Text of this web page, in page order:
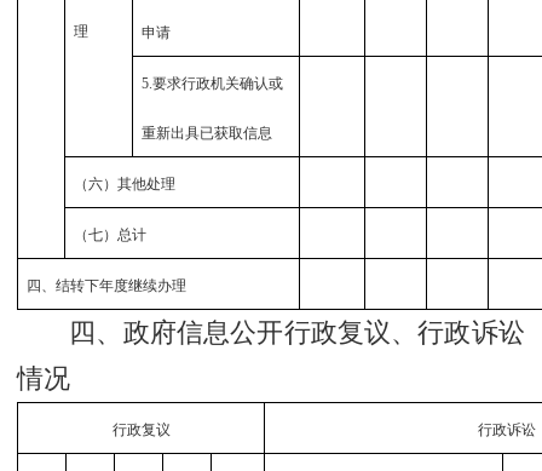
理 申请
5.要求行政机关确认或
重新出具已获取信息
（六）其他处理
（七）总计
四、结转下年度继续办理
四、政府信息公开行政复议、行政诉讼
情况
行政复议 行政诉讼